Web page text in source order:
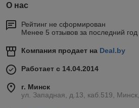
О нас
Рейтинг не сформирован
Менее 5 отзывов за последний год
Компания продает на Deal.by
Работает с 14.04.2014
г. Минск
ул. Западная, д.13, каб.519,